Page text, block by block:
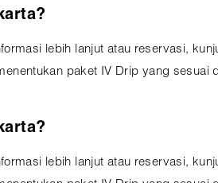
lebih lanjut atau reservasi,
paket IV Drip yang sesuai
lebih lanjut atau reservasi,